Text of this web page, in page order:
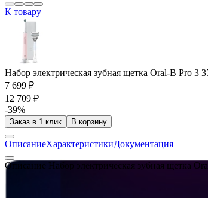
К товару
Набор электрическая зубная щетка Oral-B Pro 3
7 699 ₽
12 709 ₽
-39%
Заказ в 1 клик В корзину
ОписаниеХарактеристикиДокументация
Описание Набор электрическая зубная щетка